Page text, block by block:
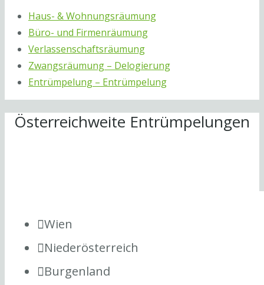
Haus- & Wohnungsräumung
Büro- und Firmenräumung
Verlassenschaftsräumung
Zwangsräumung – Delogierung
Entrümpelung – Entrümpelung
Österreichweite Entrümpelungen
Wien
Niederösterreich
Burgenland